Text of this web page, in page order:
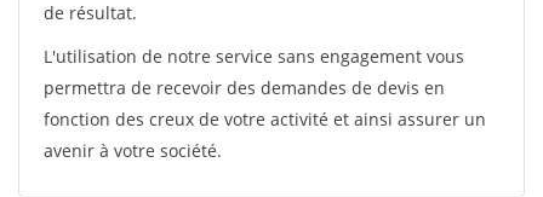
de résultat.
L'utilisation de notre service sans engagement vous
permettra de recevoir des demandes de devis en
fonction des creux de votre activité et ainsi assurer un
avenir à votre société.